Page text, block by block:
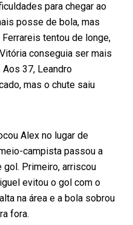
para chegar ao
posse de bola, mas
tentou de longe,
conseguia ser mais
37, Leandro
mas o chute saiu
Alex no lugar de
campista passou a
gol. Primeiro, arriscou
evitou o gol com o
na área e a bola sobrou
fora.